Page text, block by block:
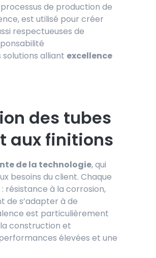
de production de
est utilisé pour créer
respectueuses de
alliant excellence
des tubes
aux finitions
de la technologie, qui
besoins du client. Chaque
résistance à la corrosion,
de s’adapter à de
est particulièrement
construction et
élevées et une